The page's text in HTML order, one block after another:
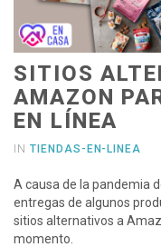
SITIOS
AMAZON
EN LÍNEA
IN TIENDAS-EN-LINEA
A causa de la pandemia
entregas de algunos
sitios alternativos a
momento.